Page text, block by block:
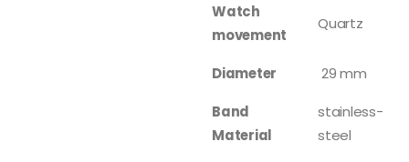
Watch
movement
Quartz
Diameter
29 mm
Band
Material
stainless-
steel